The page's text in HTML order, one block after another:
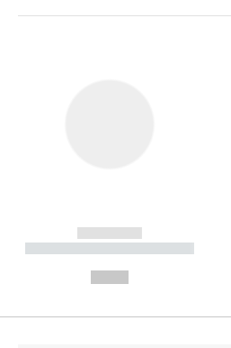
------------
----------- ----------- --------